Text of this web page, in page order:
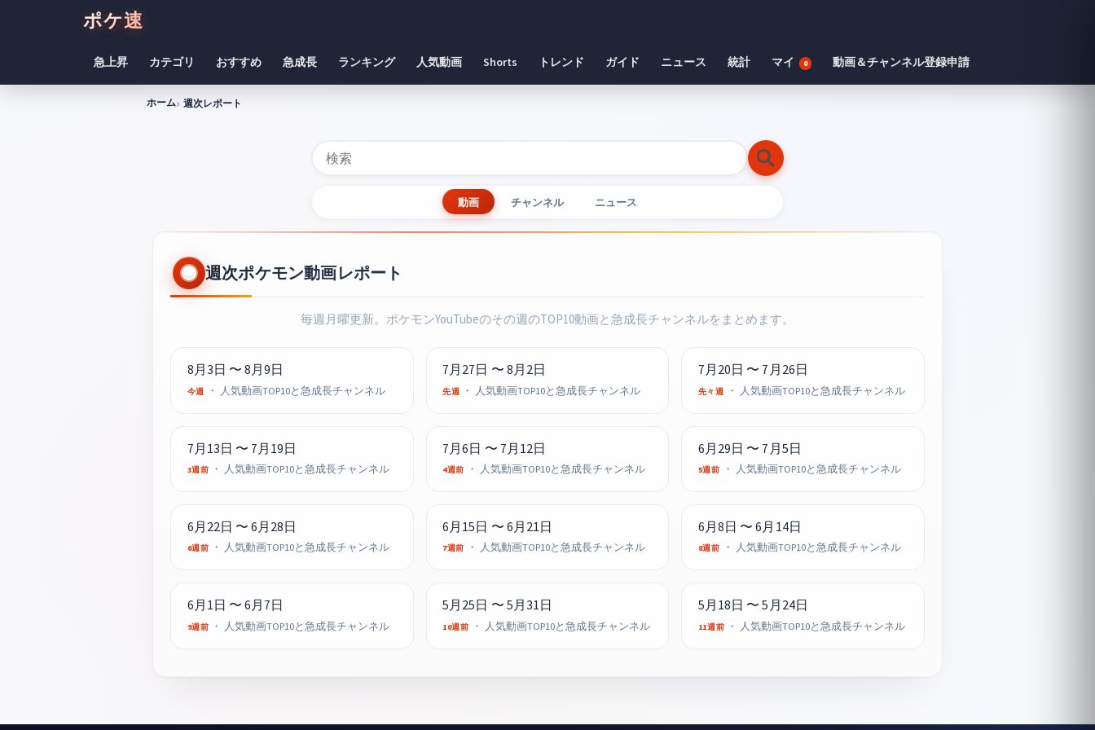
ポケ速
急上昇 カテゴリ おすすめ 急成長 ランキング 人気動画 Shorts トレンド ガイド ニュース 統計 マイ 0 動画＆チャンネル登録申請
ホーム 週次レポート
動画 チャンネル ニュース
週次ポケモン動画レポート
毎週月曜更新。ポケモンYouTubeのその週のTOP10動画と急成長チャンネルをまとめます。
8月3日 〜 8月9日
今週 ・ 人気動画TOP10と急成長チャンネル
7月27日 〜 8月2日
先週 ・ 人気動画TOP10と急成長チャンネル
7月20日 〜 7月26日
先々週 ・ 人気動画TOP10と急成長チャンネル
7月13日 〜 7月19日
3週前 ・ 人気動画TOP10と急成長チャンネル
7月6日 〜 7月12日
4週前 ・ 人気動画TOP10と急成長チャンネル
6月29日 〜 7月5日
5週前 ・ 人気動画TOP10と急成長チャンネル
6月22日 〜 6月28日
6週前 ・ 人気動画TOP10と急成長チャンネル
6月15日 〜 6月21日
7週前 ・ 人気動画TOP10と急成長チャンネル
6月8日 〜 6月14日
8週前 ・ 人気動画TOP10と急成長チャンネル
6月1日 〜 6月7日
9週前 ・ 人気動画TOP10と急成長チャンネル
5月25日 〜 5月31日
10週前 ・ 人気動画TOP10と急成長チャンネル
5月18日 〜 5月24日
11週前 ・ 人気動画TOP10と急成長チャンネル